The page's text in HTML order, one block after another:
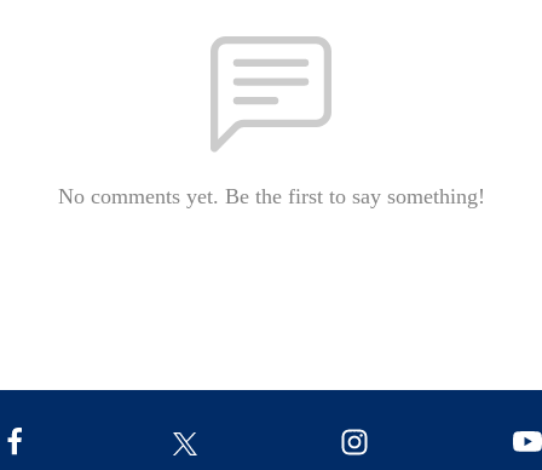
No comments yet. Be the first to say something!